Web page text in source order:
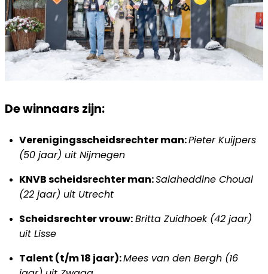
De winnaars zijn:
Verenigingsscheidsrechter man:Pieter Kuijpers
(50 jaar) uit Nijmegen
KNVB scheidsrechter man:Salaheddine Choual
(22 jaar) uit Utrecht
Scheidsrechter vrouw:Britta Zuidhoek (42 jaar)
uit Lisse
Talent (t/m 18 jaar):Mees van den Bergh (16